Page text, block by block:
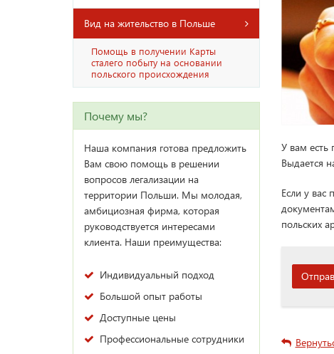
Вид на жительство в Польше
Помощь в получении Карты
сталего побыту на основании
польского происхождения
Почему мы?
Наша компания готова предложить
Вам свою помощь в решении
вопросов легализации на
территории Польши. Мы молодая,
амбициозная фирма, которая
руководствуется интересами
клиента. Наши преимущества:
Индивидуальный подход
Большой опыт работы
Доступные цены
Профессиональные сотрудники
У вам есть
Выдается
Если у
польских